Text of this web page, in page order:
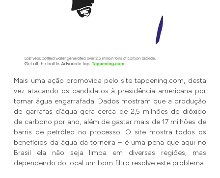
Mais uma ação promovida pelo site tappening.com, desta
vez atacando os candidatos à presidência americana por
tomar água engarrafada. Dados mostram que a produção
de garrafas d’água gera cerca de 2,5 milhões de dióxido
de carbono por ano, além de gastar mais de 17 milhões de
barris de petróleo no processo. O site mostra todos os
benefícios da água da torneira – é uma pena que aqui no
Brasil ela não seja limpa em diversas regiões, mas
dependendo do local um bom filtro resolve este problema.